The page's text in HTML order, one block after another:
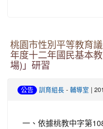
桃園市性別平等教育
年度十二年國民基本
場)」研習
公告 訓育組長 - 輔導室 |
一、依據桃教中字第